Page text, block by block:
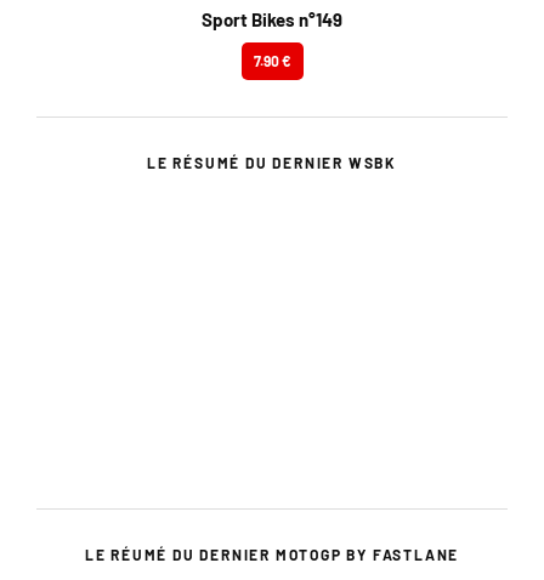
Sport Bikes n°149
7.90 €
LE RÉSUMÉ DU DERNIER WSBK
LE RÉUMÉ DU DERNIER MOTOGP BY FASTLANE